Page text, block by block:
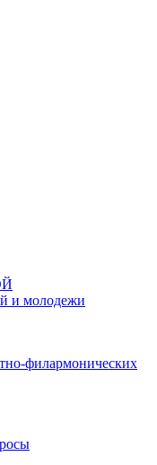
и молодежи
филармонических